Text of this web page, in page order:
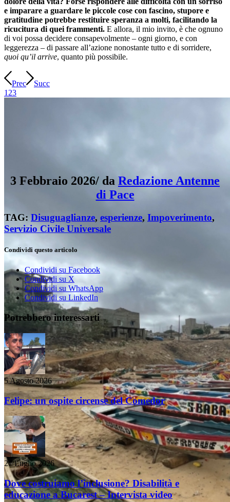
e imparare a guardare le piccole cose con fascino, stupore e
gratitudine potrebbe restituire speranza a molti, facilitando la
ricucitura di quei frammenti. E allora, il mio invito, è che ognuno
di voi possa decidere consapevolmente – ogni giorno, e con
leggerezza – di passare all’azione nonostante tutto e di sorridere,
quoi qu’il arrive, quanto più possibile.
Prec
Succ
1 23
3 Febbraio 2026/ da Redazione Antenne
di Pace
TAG: Disuguaglianze, esperienze, Impoverimento,
Servizio Civile Universale
Condividi questo articolo
Condividi su Facebook
Condividi su X
Condividi su WhatsApp
Condividi su LinkedIn
Potrebbero interessarti
5 Agosto 2026
Felipe: un ospite circense del Comedor
27 Luglio 2026
Dove costruiamo l’inclusione? Disabilità e
educazione a Bucarest – Intervista video